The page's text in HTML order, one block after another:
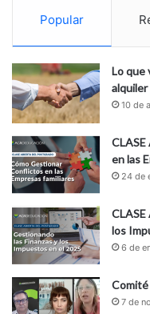
Popular
Lo que
alquiler
10 de
en las
24 de
CLASE
los
6 de
Comité
7 de